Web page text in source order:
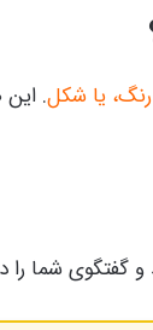
رنگ، یا شکل.
گفتگوی شما را